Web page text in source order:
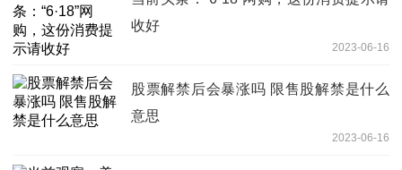
收好
2023-06-16
股票解禁后会暴涨吗 限售股解禁是什么
意思
2023-06-16